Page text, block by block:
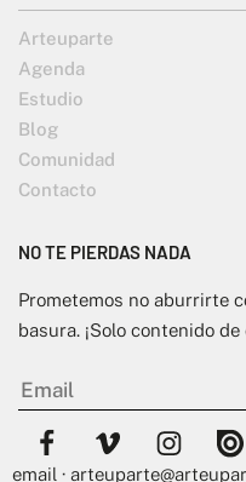
Arteuparte
Agenda
Estudio
Blog
Comunidad
Contacto
NO TE PIERDAS NADA
Prometemos no aburrirte
basura. ¡Solo contenido de
email ·